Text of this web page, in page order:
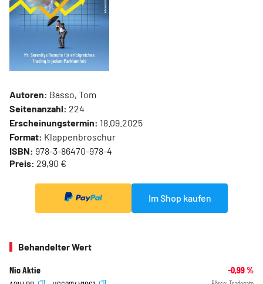
Autoren: Basso, Tom
Seitenanzahl: 224
Erscheinungstermin: 18.09.2025
Format: Klappenbroschur
ISBN: 978-3-86470-978-4
Preis: 29,90 €
Im Shop kaufen
Behandelter Wert
Nio Aktie -0,99%